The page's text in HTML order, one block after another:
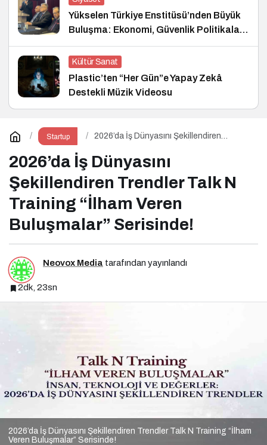
Yükselen Türkiye Enstitüsü’nden Büyük
Buluşma: Ekonomi, Güvenlik Politikaları
ve Hukuk Konferansı
Kültür Sanat
Plastic’ten “Her Gün”e Yapay Zekâ
Destekli Müzik Videosu
Startup
2026’da İş Dünyasını Şekillendiren
Buluşmalar” Serisinde!
2026’da İş Dünyasını
Şekillendiren Trendler Talk N
Training “İlham Veren
Buluşmalar” Serisinde!
Neovox Media tarafından yayınlandı
2dk, 23sn
2026’da İş Dünyasını Şekillendiren Trendler Talk N Training “İlham
Veren Buluşmalar” Serisinde!